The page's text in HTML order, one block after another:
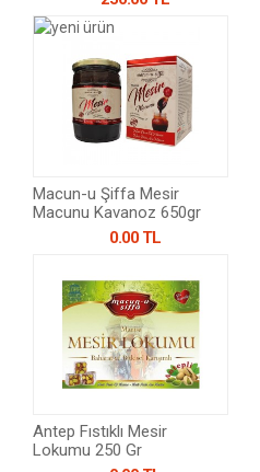
Macun-u Şiffa Mesir
Macunu Kavanoz 650gr
0.00 TL
Antep Fıstıklı Mesir
Lokumu 250 Gr